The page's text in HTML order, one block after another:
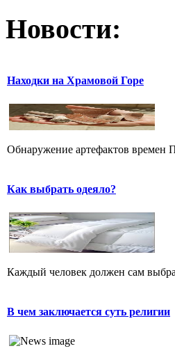
Новости:
Находки на Храмовой Горе
Обнаружение артефактов времен
Как выбрать одеяло?
Каждый человек должен сам
В чем заключается суть религии